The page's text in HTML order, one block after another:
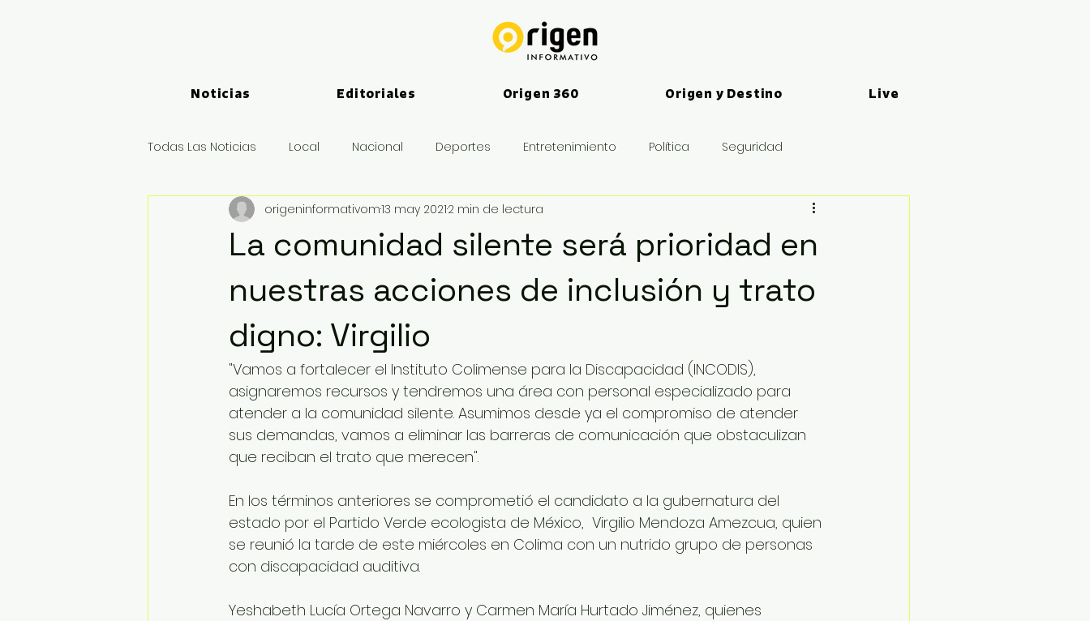
Noticias Editoriales Origen 360 Origen y Destino Live
Todas Las Noticias Local Nacional Deportes Entretenimiento Política Seguridad
Logística y Puertos Deportes
La comunidad silente será prioridad en
nuestras acciones de inclusión y trato
digno: Virgilio
origeninformativom13 may 20212 min de lectura
"Vamos a fortalecer el Instituto Colimense para la Discapacidad (INCODIS),
asignaremos recursos y tendremos una área con personal especializado para
atender a la comunidad silente. Asumimos desde ya el compromiso de atender
sus demandas, vamos a eliminar las barreras de comunicación que obstaculizan
que reciban el trato que merecen".
En los términos anteriores se comprometió el candidato a la gubernatura del
estado por el Partido Verde ecologista de México,  Virgilio Mendoza Amezcua, quien
se reunió la tarde de este miércoles en Colima con un nutrido grupo de personas
con discapacidad auditiva.
Yeshabeth Lucía Ortega Navarro y Carmen María Hurtado Jiménez, quienes